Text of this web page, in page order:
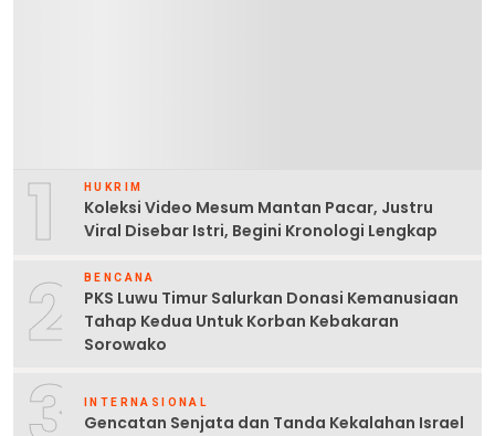
1 HUKRIM
Koleksi Video Mesum Mantan Pacar, Justru
Viral Disebar Istri, Begini Kronologi Lengkap
2 BENCANA
PKS Luwu Timur Salurkan Donasi Kemanusiaan
Tahap Kedua Untuk Korban Kebakaran
Sorowako
INTERNASIONAL
Gencatan Senjata dan Tanda Kekalahan Israel